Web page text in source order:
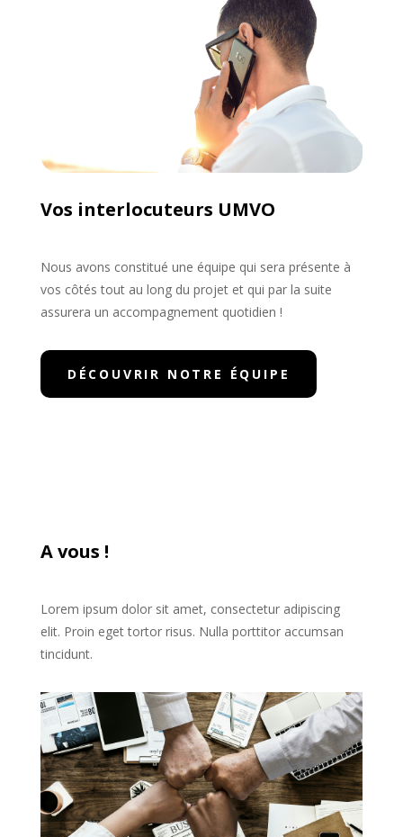
Vos interlocuteurs UMVO
Nous avons constitué une équipe qui sera présente à
vos côtés tout au long du projet et qui par la suite
assurera un accompagnement quotidien !
DÉCOUVRIR NOTRE ÉQUIPE
A vous !
Lorem ipsum dolor sit amet, consectetur adipiscing
elit. Proin eget tortor risus. Nulla porttitor accumsan
tincidunt.